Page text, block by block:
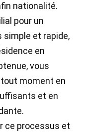
nationalité.
pour un
simple et rapide,
en
vous
moment en
et en
ce processus et